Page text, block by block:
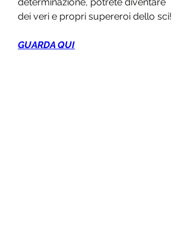
dei veri e propri supereroi dello sci!
GUARDA QUI